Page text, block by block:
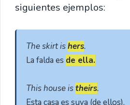
siguientes ejemplos:
The skirt is hers.
La falda es de ella.
This house is theirs.
Esta casa es suya (de ellos).